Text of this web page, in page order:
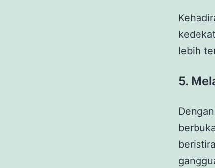
lebih
5.